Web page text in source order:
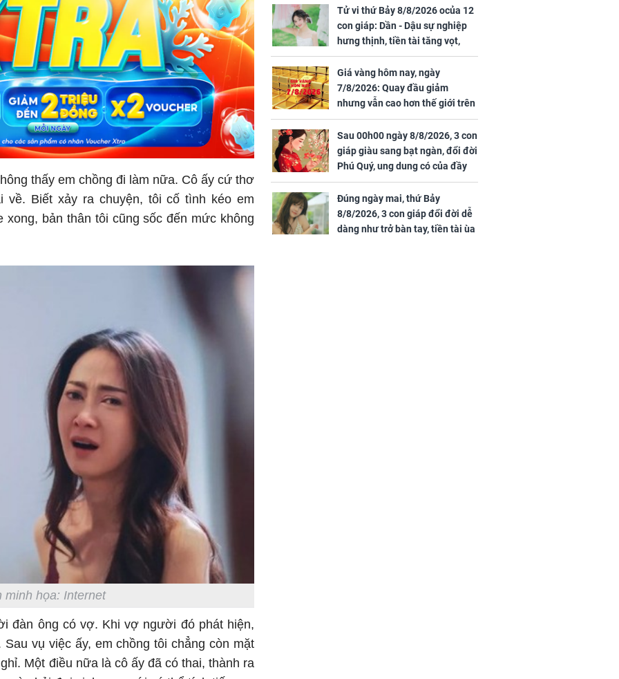
thấy em chồng đi làm nữa. Cô ấy cứ thơ
về. Biết xảy ra chuyện, tôi cố tình kéo em
xong, bản thân tôi cũng sốc đến mức không
minh họa: Internet
đàn ông có vợ. Khi vợ người đó phát hiện,
vụ việc ấy, em chồng tôi chẳng còn mặt
Một điều nữa là cô ấy đã có thai, thành ra
làm về trong khu công
nghiệp Sóng Thần
cạnh biệt thự bầu Hiển
Sau 00h00 ngày
8/8/2026, 3 con giáp
giàu sang bạt ngàn,
đổi đời Phú Quý, ung
dung có của đầy nhà,
ngày càng hưng thịnh
sung túc
Tử vi thứ Bảy 8/8/2026 ocủa 12
con giáp: Dần - Dậu sự nghiệp
hưng thịnh, tiền tài tăng vọt,
Mão - Thân công việc bất trắc,
tiền mất tật mang
Giá vàng hôm nay, ngày
7/8/2026: Quay đầu giảm
nhưng vẫn cao hơn thế giới trên
7 triệu đồng
Sau 00h00 ngày 8/8/2026, 3 con
giáp giàu sang bạt ngàn, đổi đời
Phú Quý, ung dung có của đầy
nhà, ngày càng hưng thịnh sung
túc
Đúng ngày mai, thứ Bảy
8/8/2026, 3 con giáp đổi đời dễ
dàng như trở bàn tay, tiền tài ùa